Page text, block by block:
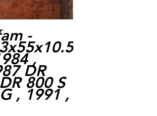
-
,
DR
800 S
, 1991 ,